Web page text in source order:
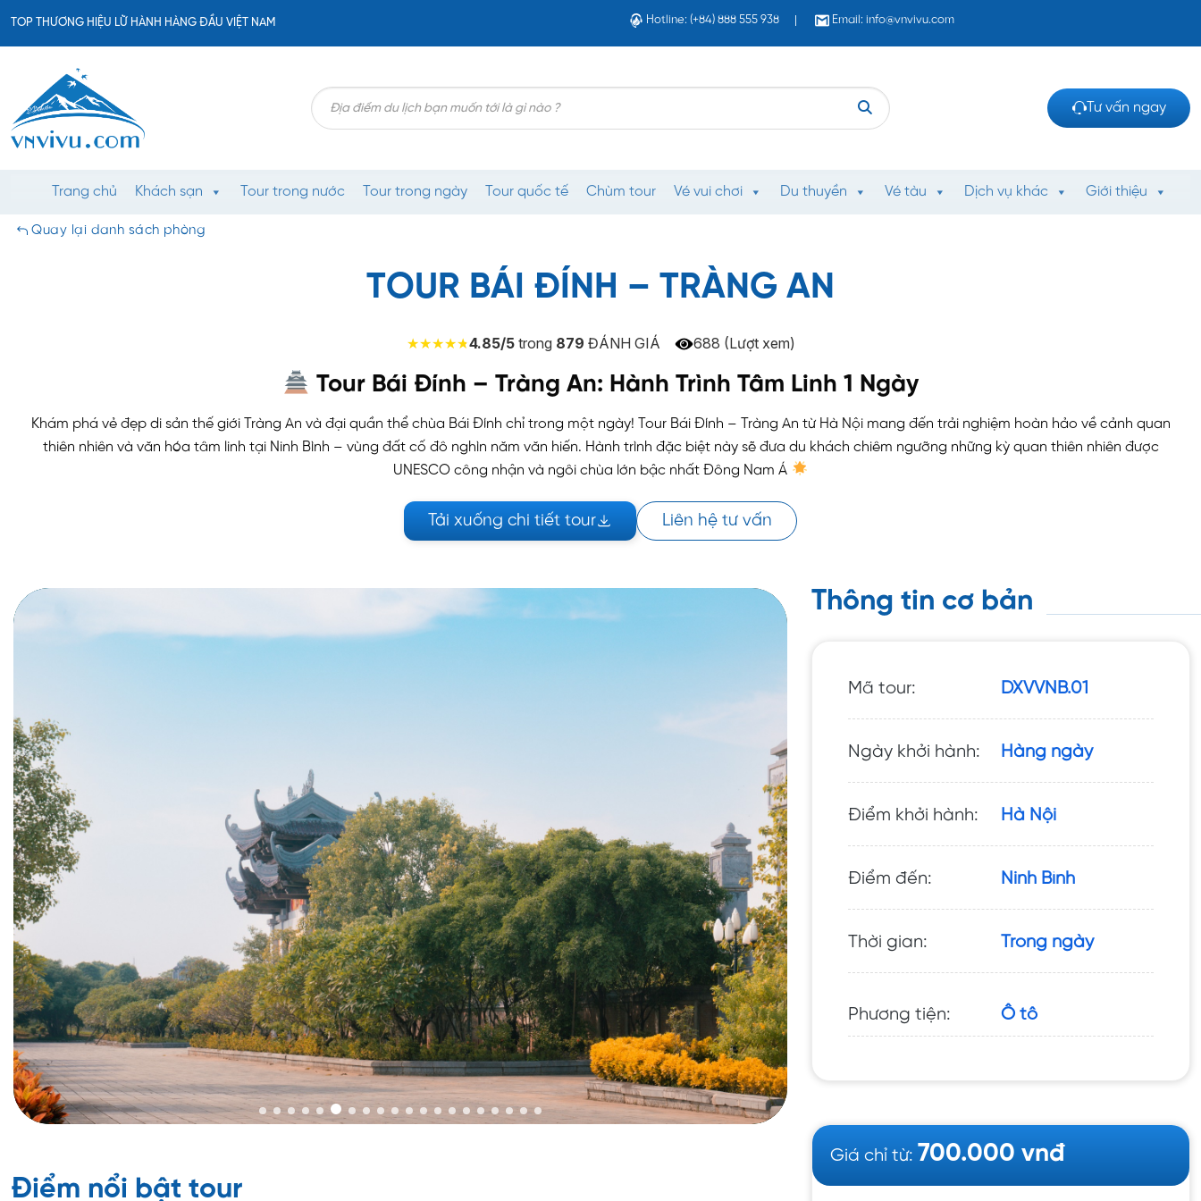
TOP THƯƠNG HIỆU LỮ HÀNH HÀNG ĐẦU VIỆT NAM Hotline: (+84) 888 555 938 Email: info@vnvivu.com
Search
for:
Tư vấn ngay
Trang chủ Khách sạn Tour trong nước Tour trong ngày Tour quốc tế Chùm tour Vé vui chơi Du thuyền Vé tàu Dịch vụ khác Giới thiệu
Quay lại danh sách phòng
TOUR BÁI ĐÍNH – TRÀNG AN
4.85/5trong 879 ĐÁNH GIÁ 688 (Lượt xem)
Tour Bái Đính – Tràng An: Hành Trình Tâm Linh 1 Ngày
Khám phá vẻ đẹp di sản thế giới Tràng An và đại quần thể chùa Bái Đính chỉ trong một ngày! Tour Bái Đính – Tràng An từ Hà Nội mang đến trải nghiệm hoàn hảo về cảnh quan
thiên nhiên và văn hóa tâm linh tại Ninh Bình – vùng đất cố đô nghìn năm văn hiến. Hành trình đặc biệt này sẽ đưa du khách chiêm ngưỡng những kỳ quan thiên nhiên được
UNESCO công nhận và ngôi chùa lớn bậc nhất Đông Nam Á
Tải xuống chi tiết tour Liên hệ tư vấn
Điểm nổi bật tour
Thông tin cơ bản
Mã tour: DXVVNB.01
Ngày khởi hành: Hàng ngày
Điểm khởi hành: Hà Nội
Điểm đến: Ninh Bình
Thời gian: Trong ngày
Phương tiện: Ô tô
Giá chỉ từ: 700.000 vnđ